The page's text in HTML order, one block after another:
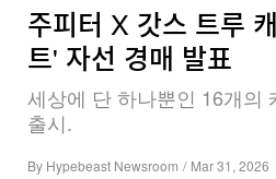
주피터 X 갓스 트루
트' 자선 경매 발표
세상에 단 하나뿐인 16개의
출시.
By Hypebeast Newsroom / Mar 31, 2026